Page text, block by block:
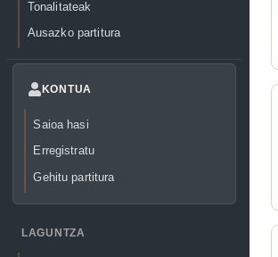
Tonalitateak
Ausazko partitura
KONTUA
Saioa hasi
Erregistratu
Gehitu partitura
LAGUNTZA